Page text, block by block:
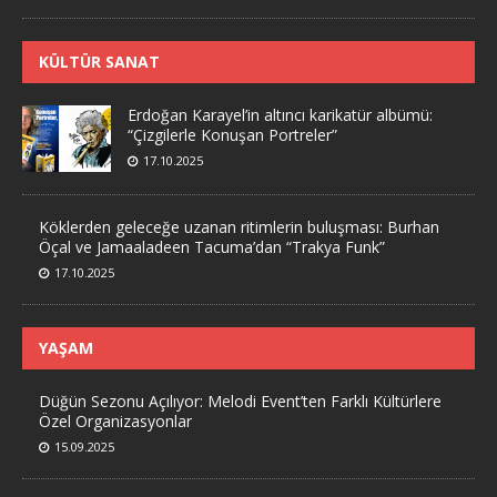
KÜLTÜR SANAT
Erdoğan Karayel’in altıncı karikatür albümü:
“Çizgilerle Konuşan Portreler”
17.10.2025
Köklerden geleceğe uzanan ritimlerin buluşması: Burhan
Öçal ve Jamaaladeen Tacuma’dan “Trakya Funk”
17.10.2025
YAŞAM
Düğün Sezonu Açılıyor: Melodi Event’ten Farklı Kültürlere
Özel Organizasyonlar
15.09.2025